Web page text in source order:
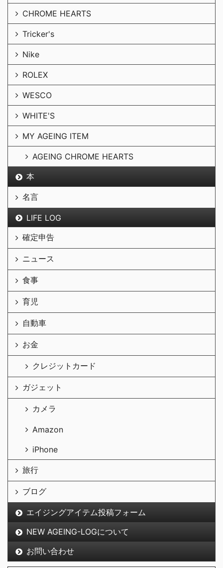
CHROME HEARTS
Tricker's
Nike
ROLEX
WESCO
WHITE'S
MY AGEING ITEM
AGEING CHROME HEARTS
本
名言
LIFE LOG
確定申告
ニュース
食事
育児
自動車
お金
クレジットカード
ガジェット
カメラ
Amazon
iPhone
旅行
ブログ
エイジングアイテム投稿フォーム
NEW AGEING-LOGについて
お問い合わせ